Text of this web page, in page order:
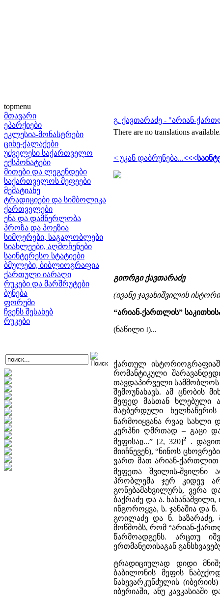
topmenu
მთავარი
ეპარქიები
ეკლესია-მონასტრები
ციხე-ქალაქები
უძველესი საქართველო
ექსპონატები
მითები და ლეგენდები
საქართველოს მეფეები
მემატიანე
ტრადიციები და სიმბოლიკა
ქართველები
ენა და დამწერლობა
პროზა და პოეზია
სიმღერები, საგალობლები
სიახლეები, აღმოჩენები
საინტერესო სტატიები
ბმულები, ბიბლიოგრაფია
ქართული იარაღი
რუკები და მარშრუტები
ბუნება
ფორუმი
ჩვენს შესახებ
რუკები
გ. ქავთარაძე - "არიან-
There are no translations
< უკან დაბრუნება...
გიორგი ქავთარაძე
(ივანე ჯავახიშვილის
“არიან-ქართლის”
(ნაწილი I)...
ქართულ
რომანტიკული
თავდაპირველი სამშობლოს
შემოუნახავს. ამ ცნობის
მეფედ მასთან ხლებული
შატბერდული
წარმოიყვანა რვაჲ სახლი
კერპნი ღმრთად – გაცი
მეფისაჲ...” [2, 320]2
.
მიიჩნევენ), “ნინოს
ვართ მათ არიან-ქართლით
მეფეთა შვილის-შვილნი
პრობლემა ჯერ კიდევ
გონებამახვილურს, ვერა
ბაქრაძე და ა.
ინგოროყვა, ს. ჯანაშია და
გოილაძე და ნ. ხაზარაძე,
მოწმობს, რომ “არიან-
წარმოადგენს. არცთუ
ერთმანეთისაგან
ტრადიციულად დიდი
ბაბილონის მეფის
ნახევარკუნძულის
იბერიაში, ანუ